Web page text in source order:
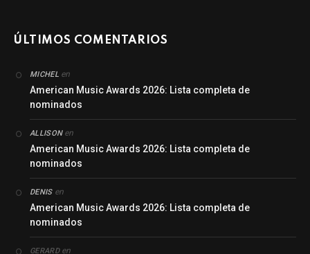
ÚLTIMOS COMENTARIOS
MICHEL en
American Music Awards 2026: Lista completa de
nominados
ALLISONen
American Music Awards 2026: Lista completa de
nominados
DENISen
American Music Awards 2026: Lista completa de
nominados
GERARDen